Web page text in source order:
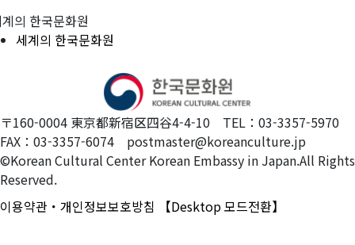
의 한국문화원
세계의 한국문화원
〒160-0004 東京都新宿区四谷4-4-10 TEL：03-3357-5970
FAX：03-3357-6074 postmaster@koreanculture.jp
©Korean Cultural Center Korean Embassy in Japan.All Rights
Reserved.
이용약관・개인정보보호방침
【Desktop 모드전환】